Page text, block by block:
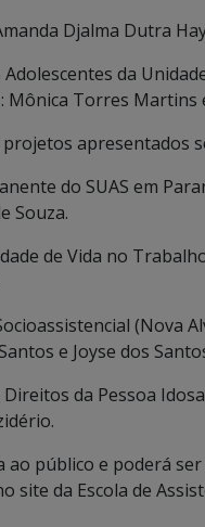
Djalma Dutra
da
Torres Martins
projetos apresentados
do SUAS em
Souza.
de Vida no
(Nova
e Joyse dos
da Pessoa
público e poderá
site da Escola de